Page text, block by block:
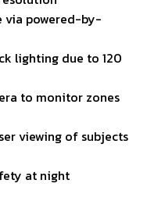
via powered-by-
lighting due to 120
to monitor zones
viewing of subjects
at night